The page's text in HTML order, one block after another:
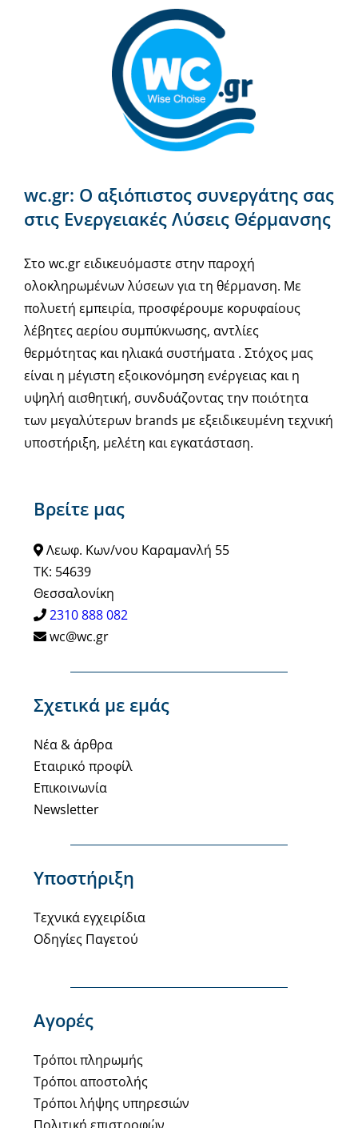
Βρείτε μας
Λεωφ. Κων/νου Καραμανλή 55
ΤΚ: 54639
Θεσσαλονίκη
2310 888 082
wc@wc.gr
Σχετικά με εμάς
Νέα & άρθρα
Εταιρικό προφίλ
Επικοινωνία
Newsletter
Υποστήριξη
Τεχνικά εγχειρίδια
Οδηγίες Παγετού
Αγορές
Τρόποι πληρωμής
Τρόποι αποστολής
Τρόποι λήψης υπηρεσιών
wc.gr: Ο αξιόπιστος συνεργάτης σας
στις Ενεργειακές Λύσεις Θέρμανσης
Στο wc.gr ειδικευόμαστε στην παροχή
ολοκληρωμένων λύσεων για τη θέρμανση. Με
πολυετή εμπειρία, προσφέρουμε κορυφαίους
λέβητες αερίου συμπύκνωσης, αντλίες
θερμότητας και ηλιακά συστήματα . Στόχος μας
είναι η μέγιστη εξοικονόμηση ενέργειας και η
υψηλή αισθητική, συνδυάζοντας την ποιότητα
των μεγαλύτερων brands με εξειδικευμένη τεχνική
υποστήριξη, μελέτη και εγκατάσταση.